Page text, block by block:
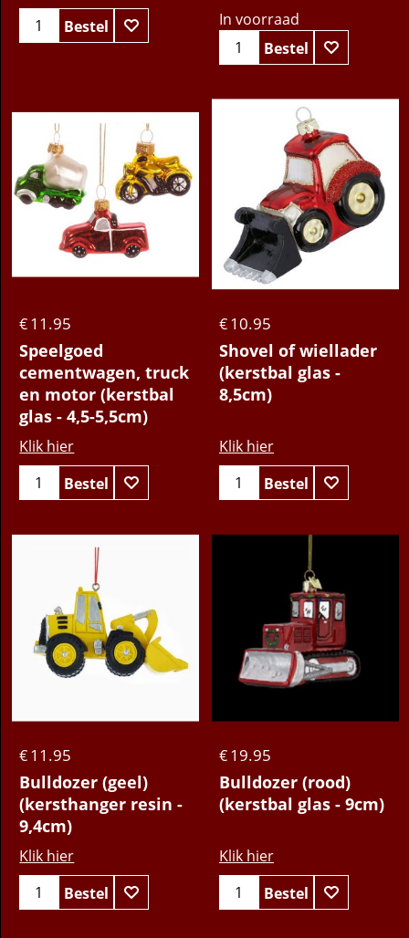
Bestel
In voorraad
Bestel
€11.95
Speelgoed
cementwagen, truck
en motor (kerstbal
glas - 4,5-5,5cm)
Klik hier
Bestel
€10.95
Shovel of wiellader
(kerstbal glas -
8,5cm)
Klik hier
Bestel
€11.95
Bulldozer (geel)
(kersthanger resin -
9,4cm)
Klik hier
Bestel
€19.95
Bulldozer (rood)
(kerstbal glas - 9cm)
Klik hier
Bestel